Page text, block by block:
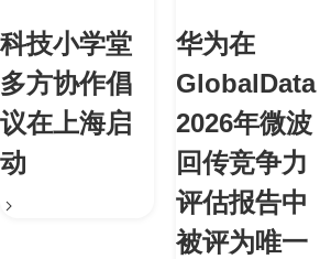
科技小学堂
多方协作倡
议在上海启
动
华为在
GlobalData
2026年微波
回传竞争力
评估报告中
被评为唯一